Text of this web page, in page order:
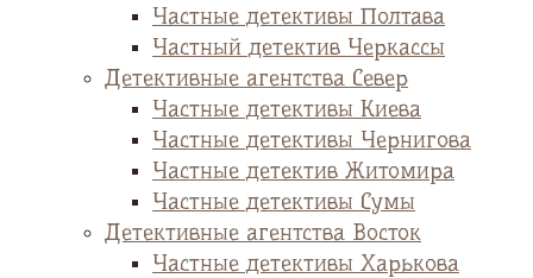
Частные детективы Полтава
Частный детектив Черкассы
Детективные агентства Север
Частные детективы Киева
Частные детективы Чернигова
Частные детектив Житомира
Частные детективы Сумы
Детективные агентства Восток
Частные детективы Харькова